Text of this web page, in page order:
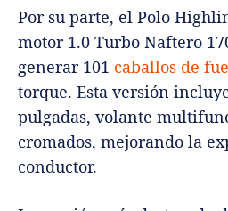
Por su parte, el Polo
motor 1.0 Turbo Naftero
generar 101 caballos de
torque. Esta versión
pulgadas, volante
cromados, mejorando la
conductor.